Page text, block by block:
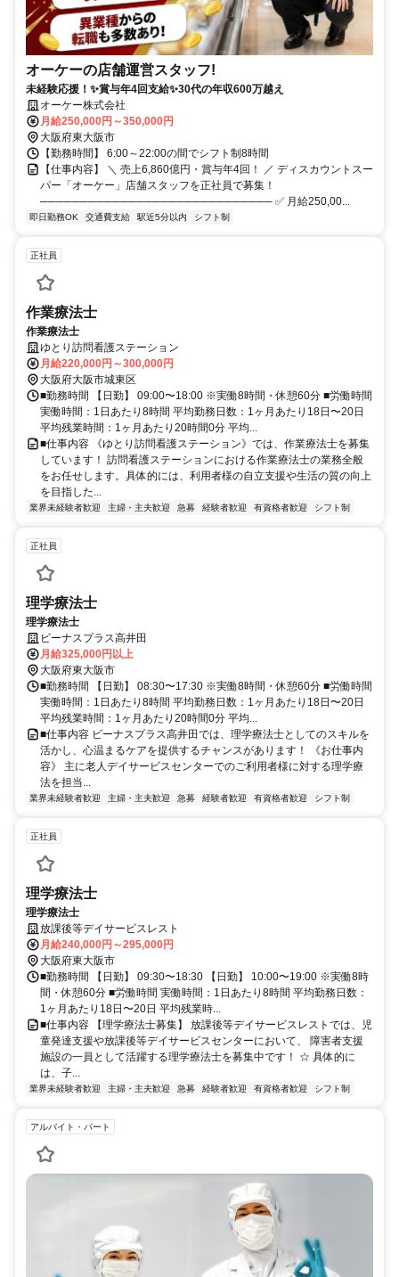
オーケーの店舗運営スタッフ!
未経験応援！✨賞与年4回支給✨30代の年収600万越え
オーケー株式会社
月給250,000円～350,000円
大阪府東大阪市
【勤務時間】 6:00～22:00の間でシフト制8時間
【仕事内容】 ＼ 売上6,860億円・賞与年4回！ ／ ディスカウントスー
パー「オーケー」店舗スタッフを正社員で募集！
───────────────────────────── ✅ 月給250,00...
即日勤務OK 交通費支給 駅近5分以内 シフト制
正社員
作業療法士
作業療法士
ゆとり訪問看護ステーション
月給220,000円～300,000円
大阪府大阪市城東区
■勤務時間 【日勤】 09:00〜18:00 ※実働8時間・休憩60分 ■労働時間
実働時間：1日あたり8時間 平均勤務日数：1ヶ月あたり18日〜20日
平均残業時間：1ヶ月あたり20時間0分 平均...
■仕事内容 《ゆとり訪問看護ステーション》では、作業療法士を募集
しています！ 訪問看護ステーションにおける作業療法士の業務全般
をお任せします。具体的には、利用者様の自立支援や生活の質の向上
を目指した...
業界未経験者歓迎 主婦・主夫歓迎 急募 経験者歓迎 有資格者歓迎 シフト制
正社員
理学療法士
理学療法士
ビーナスプラス高井田
月給325,000円以上
大阪府東大阪市
■勤務時間 【日勤】 08:30〜17:30 ※実働8時間・休憩60分 ■労働時間
実働時間：1日あたり8時間 平均勤務日数：1ヶ月あたり18日〜20日
平均残業時間：1ヶ月あたり20時間0分 平均...
■仕事内容 ビーナスプラス高井田では、理学療法士としてのスキルを
活かし、心温まるケアを提供するチャンスがあります！ 《お仕事内
容》 主に老人デイサービスセンターでのご利用者様に対する理学療
法を担当...
業界未経験者歓迎 主婦・主夫歓迎 急募 経験者歓迎 有資格者歓迎 シフト制
正社員
理学療法士
理学療法士
放課後等デイサービスレスト
月給240,000円～295,000円
大阪府東大阪市
■勤務時間 【日勤】 09:30〜18:30 【日勤】 10:00〜19:00 ※実働8時
間・休憩60分 ■労働時間 実働時間：1日あたり8時間 平均勤務日数：
1ヶ月あたり18日〜20日 平均残業時...
■仕事内容 【理学療法士募集】 放課後等デイサービスレストでは、児
童発達支援や放課後等デイサービスセンターにおいて、 障害者支援
施設の一員として活躍する理学療法士を募集中です！ ☆ 具体的に
は、子...
業界未経験者歓迎 主婦・主夫歓迎 急募 経験者歓迎 有資格者歓迎 シフト制
アルバイト・パート